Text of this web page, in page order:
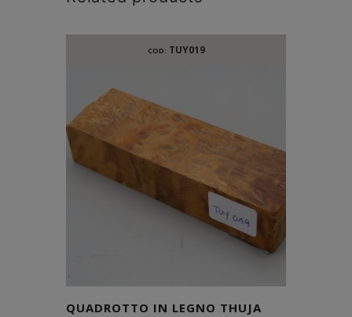
COD: TUY019
QUADROTTO IN LEGNO THUJA